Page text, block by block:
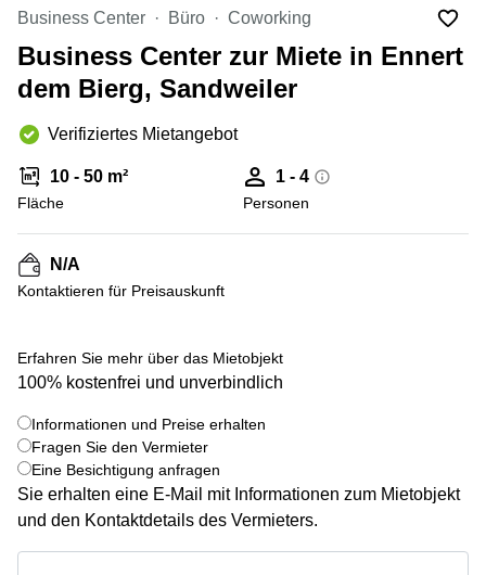
Сoworking
Esch-sur-
Alzette
Sandweiler
Bureaux
Esch-
sur-
Alzette
Bureaux
Sandweiler
Centres
Bertrange
Centres
Esch-
sur-
Alzette
Centres
Business Center Büro Coworking
Business Center zur Miete in Ennert
dem Bierg, Sandweiler
Verifiziertes Mietangebot
10 - 50 m²
Fläche
1 - 4
Personen
N/A
Kontaktieren für Preisauskunft
Erfahren Sie mehr über das Mietobjekt
100% kostenfrei und unverbindlich
Informationen und Preise erhalten
Fragen Sie den Vermieter
Eine Besichtigung anfragen
Sie erhalten eine E-Mail mit Informationen zum Mietobjekt
und den Kontaktdetails des Vermieters.